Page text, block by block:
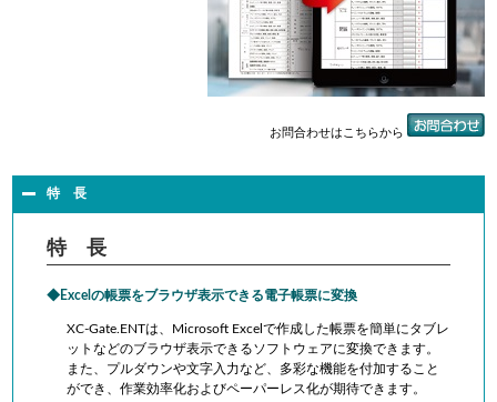
お問合わせはこちらから
特 長
特 長
Excelの帳票をブラウザ表示できる電子帳票に変換
XC-Gate.ENTは、Microsoft Excelで作成した帳票を簡単にタブレ
ットなどのブラウザ表示できるソフトウェアに変換できます。
また、プルダウンや文字入力など、多彩な機能を付加すること
ができ、作業効率化およびペーパーレス化が期待できます。